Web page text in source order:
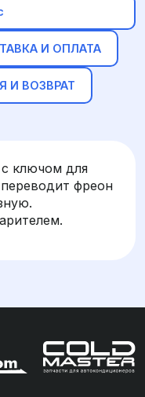
И ОПЛАТА
И ВОЗВРАТ
ключом для
фреон